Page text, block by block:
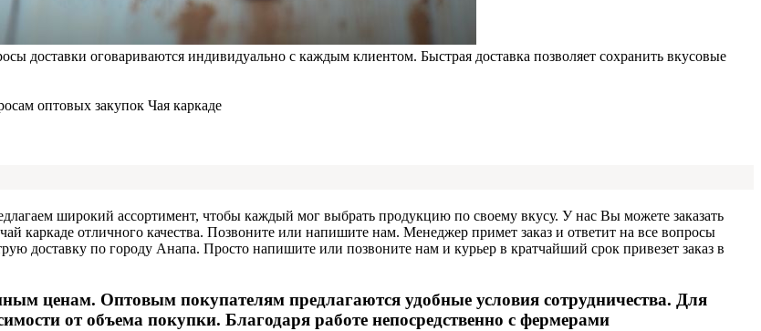
доставки оговариваются индивидуально с каждым клиентом. Быстрая доставка позволяет сохранить вкусовые
оптовых закупок Чая каркаде
широкий ассортимент, чтобы каждый мог выбрать продукцию по своему вкусу. У нас Вы можете заказать
отличного качества. Позвоните или напишите нам. Менеджер примет заказ и ответит на все вопросы
доставку по городу Анапа. Просто напишите или позвоните нам и курьер в кратчайший срок привезет заказ в
ценам. Оптовым покупателям предлагаются удобные условия сотрудничества. Для
от объема покупки. Благодаря работе непосредственно с фермерами